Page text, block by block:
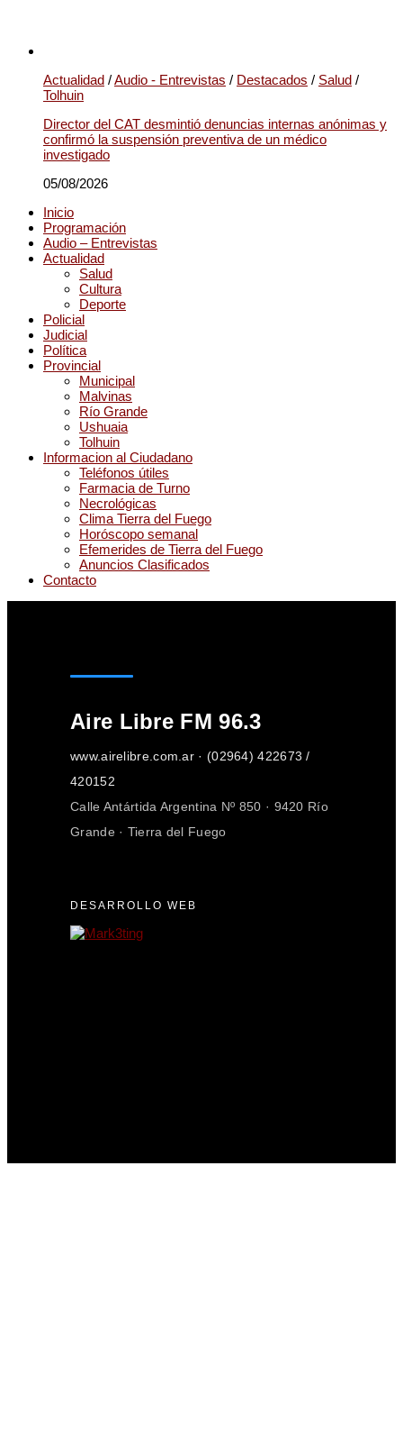
Actualidad /Audio - Entrevistas / Destacados / Salud /
Tolhuin
Director del CAT desmintió denuncias internas anónimas y
confirmó la suspensión preventiva de un médico
investigado
05/08/2026
Inicio
Programación
Audio – Entrevistas
Actualidad
Salud
Cultura
Deporte
Policial
Judicial
Política
Provincial
Municipal
Malvinas
Río Grande
Ushuaia
Tolhuin
Informacion al Ciudadano
Teléfonos útiles
Farmacia de Turno
Necrológicas
Clima Tierra del Fuego
Horóscopo semanal
Efemerides de Tierra del Fuego
Anuncios Clasificados
Contacto
Aire Libre FM 96.3
www.airelibre.com.ar · (02964) 422673 /
420152
Calle Antártida Argentina Nº 850 · 9420 Río
Grande · Tierra del Fuego
DESARROLLO WEB